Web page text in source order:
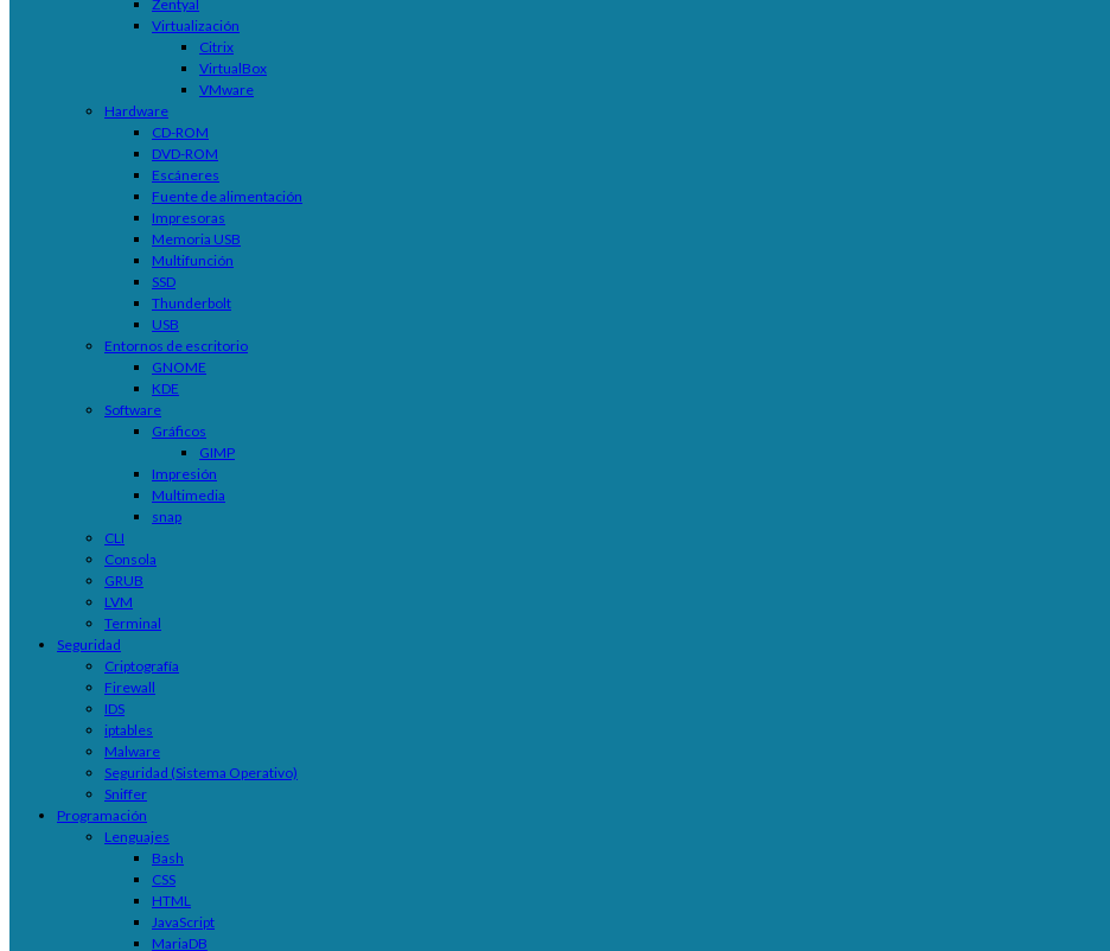
Zentyal
Virtualización
Citrix
VirtualBox
VMware
Hardware
CD-ROM
DVD-ROM
Escáneres
Fuente de alimentación
Impresoras
Memoria USB
Multifunción
SSD
Thunderbolt
USB
Entornos de escritorio
GNOME
KDE
Software
Gráficos
GIMP
Impresión
Multimedia
snap
CLI
Consola
GRUB
LVM
Terminal
Seguridad
Criptografía
Firewall
IDS
iptables
Malware
Seguridad (Sistema Operativo)
Sniffer
Programación
Lenguajes
Bash
CSS
HTML
JavaScript
MariaDB